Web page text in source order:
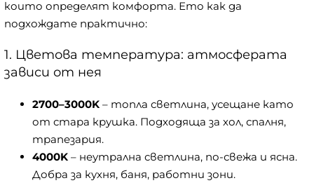
които определят комфорта. Ето как да
подхождате практично:
1. Цветова температура: атмосферата
зависи от нея
2700–3000K – топла светлина, усещане като
от стара крушка. Подходяща за хол, спалня,
трапезария.
4000K – неутрална светлина, по-свежа и ясна.
Добра за кухня, баня, работни зони.